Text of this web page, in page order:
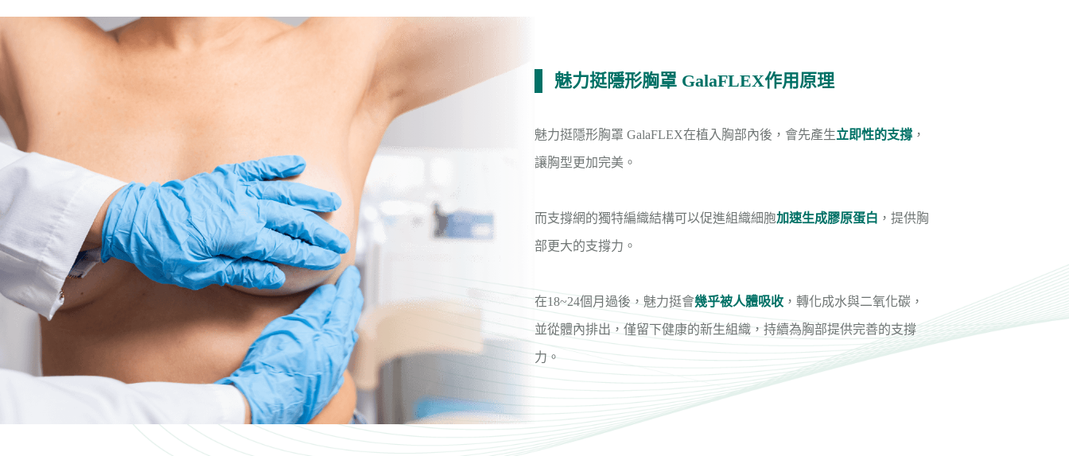
魅力挺隱形胸罩 GalaFLEX作用原理
魅力挺隱形胸罩 GalaFLEX在植入胸部內後，會先產生立即性的支撐 ，
讓胸型更加完美。
而支撐網的獨特編織結構可以促進組織細胞加速生成膠原蛋白 ，提供胸
部更大的支撐力。
在18~24個月過後，魅力挺會幾乎被人體吸收 ，轉化成水與二氧化碳，
並從體內排出，僅留下健康的新生組織，持續為胸部提供完善的支撐
力。